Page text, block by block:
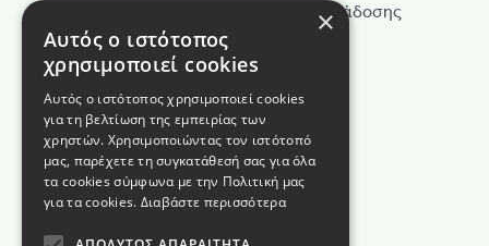
Τρόποι Αποστολής & Χρόνοι Παράδοσης
Πολιτική Επιστροφών
Όροι Χρήσης
Πολιτική Απορρήτου
Πολιτική Cookies
×
Αυτός ο ιστότοπος
χρησιμοποιεί cookies
Αυτός ο ιστότοπος χρησιμοποιεί cookies
για τη βελτίωση της εμπειρίας των
χρηστών. Χρησιμοποιώντας τον ιστότοπό
μας, παρέχετε τη συγκατάθεσή σας για όλα
τα cookies σύμφωνα με την Πολιτική μας
για τα cookies. Διαβάστε περισσότερα